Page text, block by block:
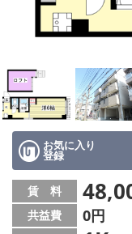
店舗情報·アクセス
会社概要
メールでお問い合わ
お気に入り
登録
賃 料
共益費 0円